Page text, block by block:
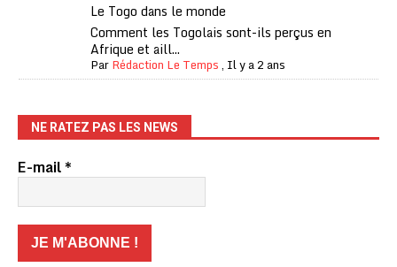
Le Togo dans le monde
Comment les Togolais sont-ils perçus en
Afrique et aill...
ParRédaction Le Temps, Il y a 2 ans
NE RATEZ PAS LES NEWS
E-mail*